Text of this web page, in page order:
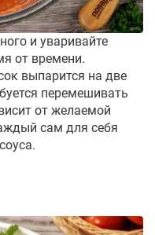
и уваривайте
от времени.
выпарится на две
перемешивать
от желаемой
сам для себя